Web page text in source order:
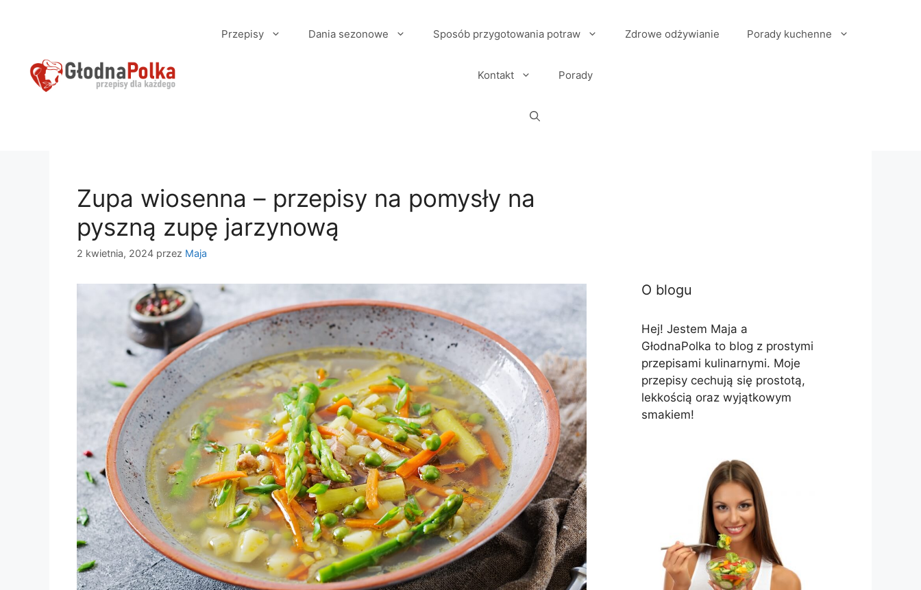
Przepisy Dania sezonowe Sposób przygotowania potraw Zdrowe odżywianie Porady kuchenne
Kontakt Porady
Zupa wiosenna – przepisy na pomysły na
pyszną zupę jarzynową
2 kwietnia, 2024 przez Maja
O blogu
Hej! Jestem Maja a
GłodnaPolka to blog z prostymi
przepisami kulinarnymi. Moje
przepisy cechują się prostotą,
lekkością oraz wyjątkowym
smakiem!